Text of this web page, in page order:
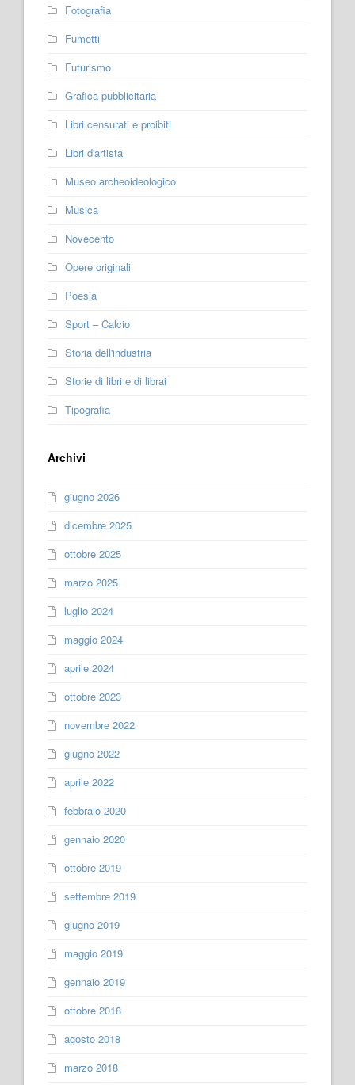
Fotografia
Fumetti
Futurismo
Grafica pubblicitaria
Libri censurati e proibiti
Libri d'artista
Museo archeoideologico
Musica
Novecento
Opere originali
Poesia
Sport – Calcio
Storia dell'industria
Storie di libri e di librai
Tipografia
Archivi
giugno 2026
dicembre 2025
ottobre 2025
marzo 2025
luglio 2024
maggio 2024
aprile 2024
ottobre 2023
novembre 2022
giugno 2022
aprile 2022
febbraio 2020
gennaio 2020
ottobre 2019
settembre 2019
giugno 2019
maggio 2019
gennaio 2019
ottobre 2018
agosto 2018
marzo 2018